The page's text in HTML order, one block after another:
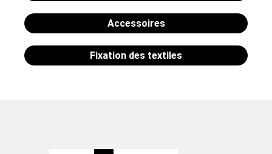
Accessoires
Fixation des textiles